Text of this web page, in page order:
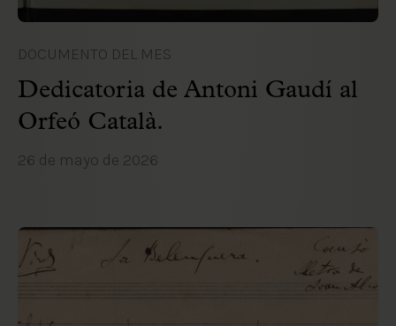
DOCUMENTO DEL MES
Dedicatoria de Antoni Gaudí al
Orfeó Català.
26 de mayo de 2026